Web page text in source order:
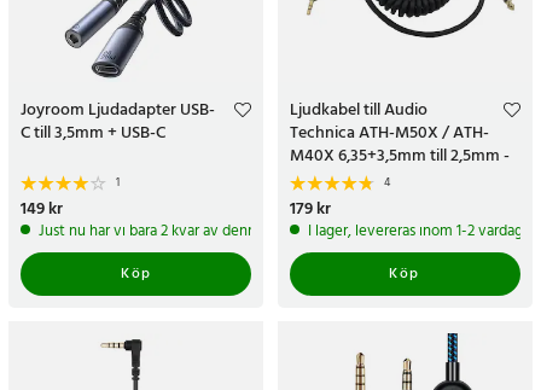
Joyroom Ljudadapter USB-
C till 3,5mm + USB-C
1
Pris:149 kr
149 kr
Just nu har vi bara 2 kvar av denna produkt
Köp
Ljudkabel till Audio
Technica ATH-M50X / ATH-
M40X 6,35+3,5mm till 2,5mm -
1,5-5m
4
Pris:179 kr
179 kr
I lager, levereras inom 1-2 vardagar
Köp